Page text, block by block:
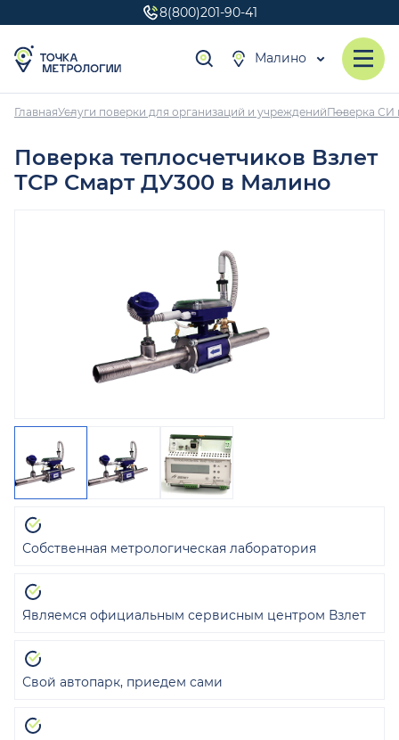
8(800)201-90-41
Малино
ГлавнаяУслуги поверки для организаций и учрежденийПоверка СИ
Поверка теплосчетчиков Взлет
ТСР Смарт ДУ300 в Малино
Собственная метрологическая лаборатория
Являемся официальным сервисным центром Взлет
Свой автопарк, приедем сами